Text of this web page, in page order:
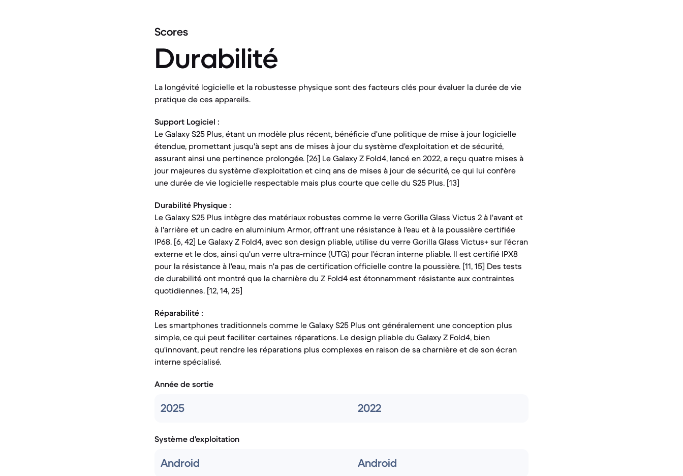
Scores
Durabilité
La longévité logicielle et la robustesse physique sont des facteurs clés pour évaluer la durée de vie
pratique de ces appareils.
Support Logiciel :
Le Galaxy S25 Plus, étant un modèle plus récent, bénéficie d'une politique de mise à jour logicielle
étendue, promettant jusqu'à sept ans de mises à jour du système d'exploitation et de sécurité,
assurant ainsi une pertinence prolongée. [26] Le Galaxy Z Fold4, lancé en 2022, a reçu quatre mises à
jour majeures du système d'exploitation et cinq ans de mises à jour de sécurité, ce qui lui confère
une durée de vie logicielle respectable mais plus courte que celle du S25 Plus. [13]
Durabilité Physique :
Le Galaxy S25 Plus intègre des matériaux robustes comme le verre Gorilla Glass Victus 2 à l'avant et
à l'arrière et un cadre en aluminium Armor, offrant une résistance à l'eau et à la poussière certifiée
IP68. [6, 42] Le Galaxy Z Fold4, avec son design pliable, utilise du verre Gorilla Glass Victus+ sur l'écran
externe et le dos, ainsi qu'un verre ultra-mince (UTG) pour l'écran interne pliable. Il est certifié IPX8
pour la résistance à l'eau, mais n'a pas de certification officielle contre la poussière. [11, 15] Des tests
de durabilité ont montré que la charnière du Z Fold4 est étonnamment résistante aux contraintes
quotidiennes. [12, 14, 25]
Réparabilité :
Les smartphones traditionnels comme le Galaxy S25 Plus ont généralement une conception plus
simple, ce qui peut faciliter certaines réparations. Le design pliable du Galaxy Z Fold4, bien
qu'innovant, peut rendre les réparations plus complexes en raison de sa charnière et de son écran
interne spécialisé.
Année de sortie
2025 2022
Système d'exploitation
Android Android